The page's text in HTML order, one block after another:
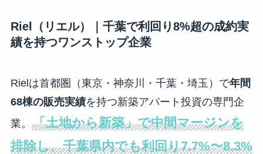
Riel（リエル）｜千葉で利回り8%超の成約実
績を持つワンストップ企業
Rielは首都圏（東京・神奈川・千葉・埼玉）で年間
68棟の販売実績を持つ新築アパート投資の専門企
業。 「土地から新築」で中間マージンを
排除し、千葉県内でも利回り7.7%〜8.3%